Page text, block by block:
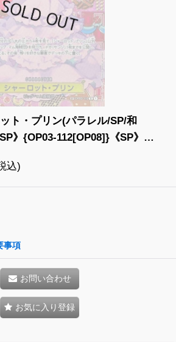
ト・プリン(パラレル/SP/和
》{OP03-112[OP08]}《SP》
込)
事項
お問い合わせ
お気に入り登録